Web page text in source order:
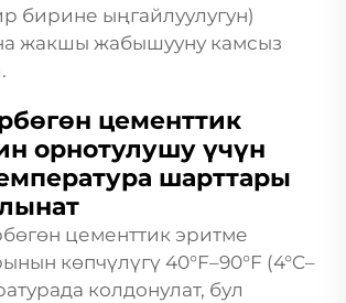
бирине ыңгайлуулугун)
жакшы жабышууну камсыз
цементтик
орнотулушу үчүн
шарттары
цементтик эритме
көпчүлүгү 40°F–90°F (4°C–
колдонулат, бул